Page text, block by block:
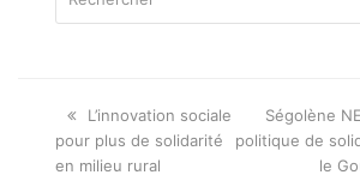
Onglet
précédent:
L’innovation sociale
pour plus de solidarité
en milieu rural
next
post:
Ségolène
politique de
le